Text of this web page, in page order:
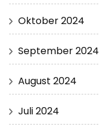
Oktober 2024
September 2024
August 2024
Juli 2024